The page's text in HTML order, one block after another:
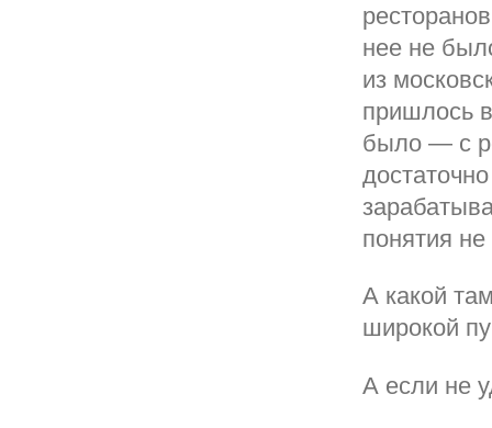
нее не
из
пришлось
было — с
понятия
А какой
широкой
А если не